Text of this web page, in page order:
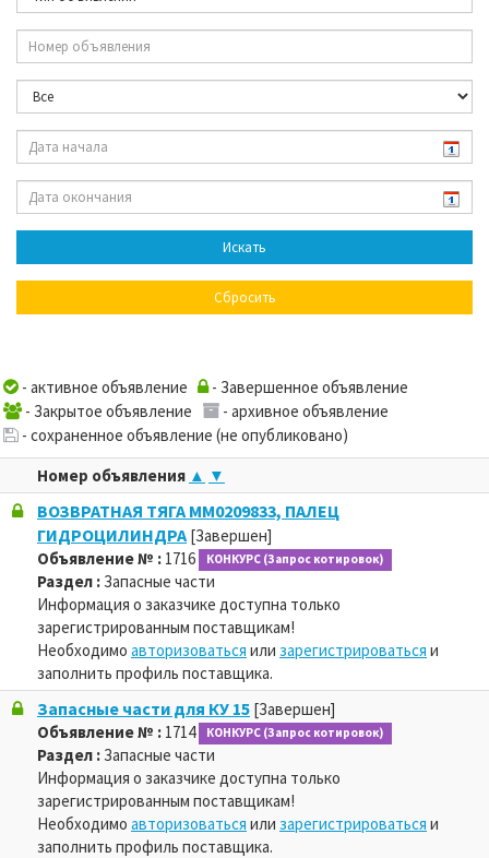
- активное объявление
- Завершенное объявление
- Закрытое объявление
- архивное объявление
- сохраненное объявление (не опубликовано)
Номер объявления ▲ ▼
ВОЗВРАТНАЯ ТЯГА MM0209833, ПАЛЕЦ
ГИДРОЦИЛИНДРА [Завершен]
Объявление № : 1716 КОНКУРС (Запрос котировок)
Раздел :Запасные части
Информация о заказчике доступна только
зарегистрированным поставщикам!
Необходимо авторизоваться или зарегистрироваться и
заполнить профиль поставщика.
Запасные части для КУ 15 [Завершен]
Объявление № : 1714 КОНКУРС (Запрос котировок)
Раздел :Запасные части
Информация о заказчике доступна только
зарегистрированным поставщикам!
Необходимо авторизоваться или зарегистрироваться и
заполнить профиль поставщика.